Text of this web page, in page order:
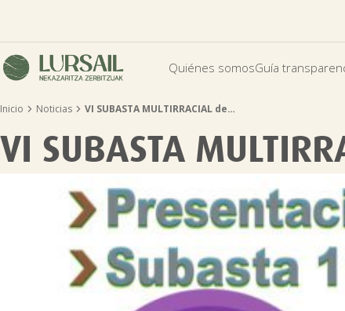
Quiénes somosGuía
Inicio  Noticias  VI SUBASTA MULTIRRACIAL de…
VI SUBASTA